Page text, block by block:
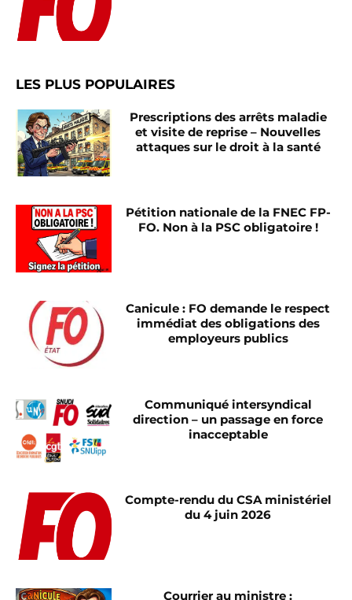
LES PLUS POPULAIRES
Prescriptions des arrêts maladie
et visite de reprise – Nouvelles
attaques sur le droit à la santé
Pétition nationale de la FNEC FP-
FO. Non à la PSC obligatoire !
Canicule : FO demande le respect
immédiat des obligations des
employeurs publics
Communiqué intersyndical
direction – un passage en force
inacceptable
Compte-rendu du CSA ministériel
du 4 juin 2026
Courrier au ministre :